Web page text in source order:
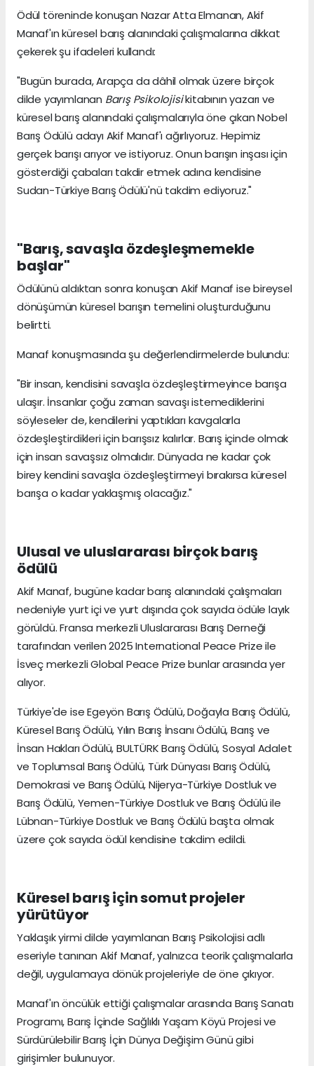
Ödül töreninde konuşan Nazar Atta Elmanan, Akif
Manaf'ın küresel barış alanındaki çalışmalarına dikkat
çekerek şu ifadeleri kullandı:
"Bugün burada, Arapça da dâhil olmak üzere birçok
dilde yayımlanan Barış Psikolojisikitabının yazarı ve
küresel barış alanındaki çalışmalarıyla öne çıkan Nobel
Barış Ödülü adayı Akif Manaf'ı ağırlıyoruz. Hepimiz
gerçek barışı arıyor ve istiyoruz. Onun barışın inşası için
gösterdiği çabaları takdir etmek adına kendisine
Sudan-Türkiye Barış Ödülü'nü takdim ediyoruz."
"Barış, savaşla özdeşleşmemekle
başlar"
Ödülünü aldıktan sonra konuşan Akif Manaf ise bireysel
dönüşümün küresel barışın temelini oluşturduğunu
belirtti.
Manaf konuşmasında şu değerlendirmelerde bulundu:
"Bir insan, kendisini savaşla özdeşleştirmeyince barışa
ulaşır. İnsanlar çoğu zaman savaşı istemediklerini
söyleseler de, kendilerini yaptıkları kavgalarla
özdeşleştirdikleri için barışsız kalırlar. Barış içinde olmak
için insan savaşsız olmalıdır. Dünyada ne kadar çok
birey kendini savaşla özdeşleştirmeyi bırakırsa küresel
barışa o kadar yaklaşmış olacağız."
Ulusal ve uluslararası birçok barış
ödülü
Akif Manaf, bugüne kadar barış alanındaki çalışmaları
nedeniyle yurt içi ve yurt dışında çok sayıda ödüle layık
görüldü. Fransa merkezli Uluslararası Barış Derneği
tarafından verilen 2025 International Peace Prize ile
İsveç merkezli Global Peace Prize bunlar arasında yer
alıyor.
Türkiye'de ise Egeyön Barış Ödülü, Doğayla Barış Ödülü,
Küresel Barış Ödülü, Yılın Barış İnsanı Ödülü, Barış ve
İnsan Hakları Ödülü, BULTÜRK Barış Ödülü, Sosyal Adalet
ve Toplumsal Barış Ödülü, Türk Dünyası Barış Ödülü,
Demokrasi ve Barış Ödülü, Nijerya-Türkiye Dostluk ve
Barış Ödülü, Yemen-Türkiye Dostluk ve Barış Ödülü ile
Lübnan-Türkiye Dostluk ve Barış Ödülü başta olmak
üzere çok sayıda ödül kendisine takdim edildi.
Küresel barış için somut projeler
yürütüyor
Yaklaşık yirmi dilde yayımlanan Barış Psikolojisi adlı
eseriyle tanınan Akif Manaf, yalnızca teorik çalışmalarla
değil, uygulamaya dönük projeleriyle de öne çıkıyor.
Manaf'ın öncülük ettiği çalışmalar arasında Barış Sanatı
Programı, Barış İçinde Sağlıklı Yaşam Köyü Projesi ve
Sürdürülebilir Barış İçin Dünya Değişim Günü gibi
girişimler bulunuyor.